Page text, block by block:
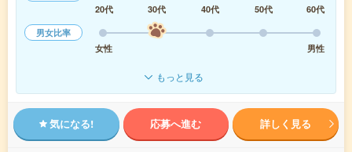
20代
30代 40代 50代
60代
男女比率
女性
男性
もっと見る
気になる! 応募へ進む 詳しく見る